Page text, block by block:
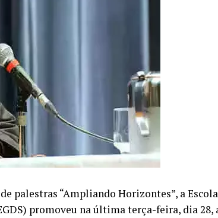
palestras “Ampliando Horizontes”, a Escola
promoveu na última terça-feira, dia 28,